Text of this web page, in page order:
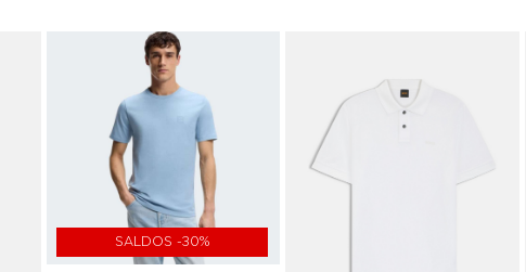
Adicionar aos Favoritos
SALDOS -30%
Quero Subscrever!
Válido para uma compra, não
Ao subscreveres a newsletter